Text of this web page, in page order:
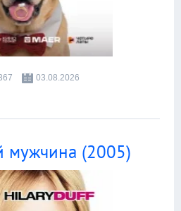
03.08.2026
мужчина (2005)